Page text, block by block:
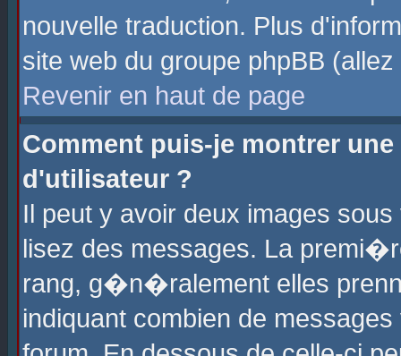
nouvelle traduction. Plus
site web du groupe phpBB
Revenir en haut de page
Comment puis-je montrer
d'utilisateur ?
Il peut y avoir deux images
lisez des messages. La
rang, g�n�ralement elles
indiquant combien de